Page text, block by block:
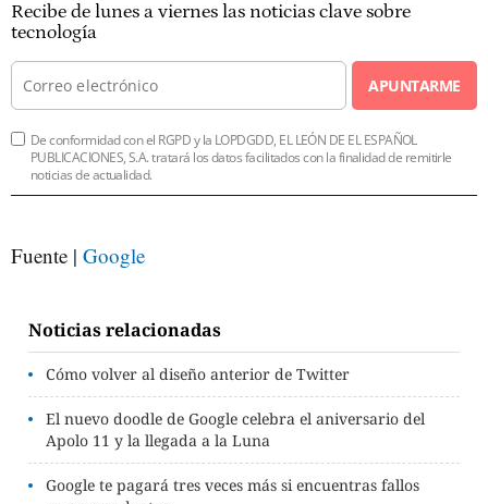
Recibe de lunes a viernes las noticias clave sobre
tecnología
APUNTARME
De conformidad con el RGPD y la LOPDGDD, EL LEÓN DE EL ESPAÑOL
PUBLICACIONES, S.A. tratará los datos facilitados con la finalidad de remitirle
noticias de actualidad.
Fuente | Google
Noticias relacionadas
Cómo volver al diseño anterior de Twitter
El nuevo doodle de Google celebra el aniversario del
Apolo 11 y la llegada a la Luna
Google te pagará tres veces más si encuentras fallos